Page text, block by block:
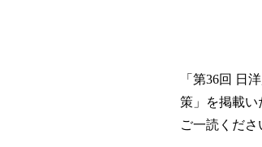
「第36回 日
策」を掲載い
ご一読くださ